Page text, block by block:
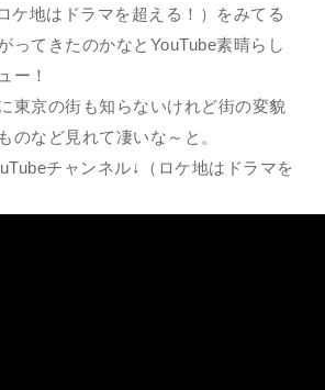
ケ地はドラマを超える！）をみてる
ってきたのかなとYouTube素晴らし
ー！
東京の街も知らないけれど街の変貌
のなど見れて凄いな～と。
チャンネル↓（ロケ地はドラマを